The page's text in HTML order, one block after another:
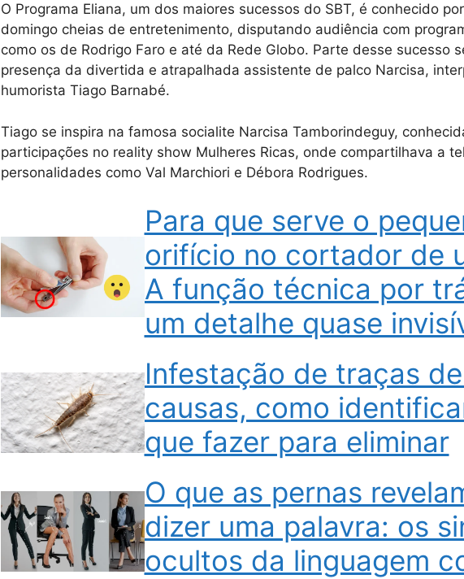
O Programa Eliana, um dos maiores sucessos do SBT, é conhecido
domingo cheias de entretenimento, disputando audiência com
como os de Rodrigo Faro e até da Rede Globo. Parte desse sucesso
presença da divertida e atrapalhada assistente de palco Narcisa,
humorista Tiago Barnabé.
Tiago se inspira na famosa socialite Narcisa Tamborindeguy,
participações no reality show Mulheres Ricas, onde compartilhava a
personalidades como Val Marchiori e Débora Rodrigues.
Para que serve o
orifício no cortador de
A função técnica por
um detalhe quase
Infestação de traças
causas, como
que fazer para eliminar
O que as pernas
dizer uma palavra: os
ocultos da linguagem